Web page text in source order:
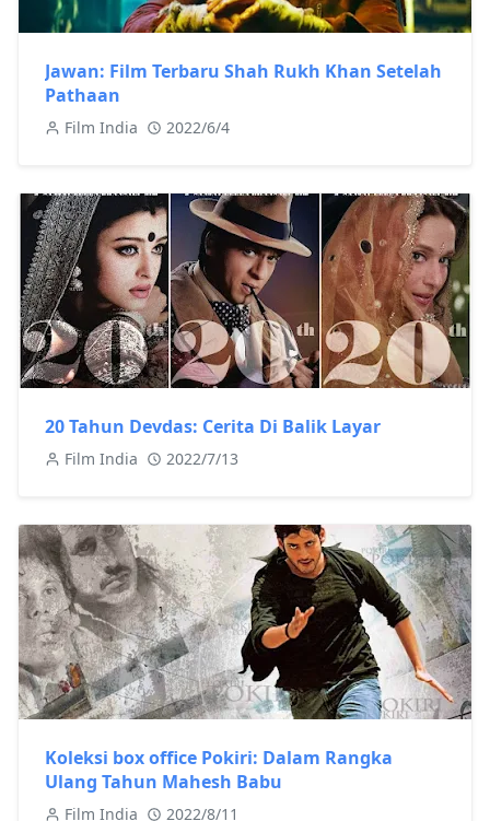
Jawan: Film Terbaru Shah Rukh Khan Setelah
Pathaan
Film India 2022/6/4
20 Tahun Devdas: Cerita Di Balik Layar
Film India 2022/7/13
Koleksi box office Pokiri: Dalam Rangka
Ulang Tahun Mahesh Babu
Film India 2022/8/11